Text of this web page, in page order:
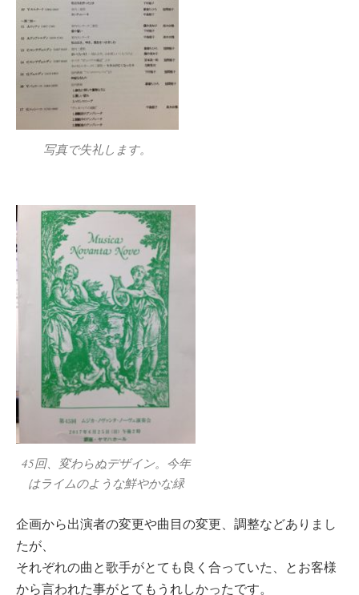
写真で失礼します。
45回、変わらぬデザイン。今年
はライムのような鮮やかな緑
企画から出演者の変更や曲目の変更、調整などありまし
たが、
それぞれの曲と歌手がとても良く合っていた、とお客様
から言われた事がとてもうれしかったです。